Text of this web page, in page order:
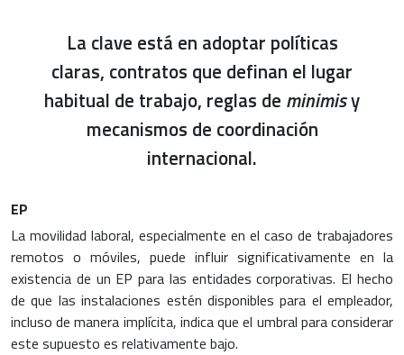
La clave está en adoptar políticas
claras, contratos que definan el lugar
habitual de trabajo, reglas de minimisy
mecanismos de coordinación
internacional.
EP
La movilidad laboral, especialmente en el caso de trabajadores
remotos o móviles, puede influir significativamente en la
existencia de un EP para las entidades corporativas. El hecho
de que las instalaciones estén disponibles para el empleador,
incluso de manera implícita, indica que el umbral para considerar
este supuesto es relativamente bajo.